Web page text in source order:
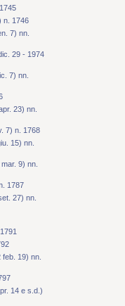
n. 1746
7) nn.
29 - 1974
7) nn.
23) nn.
7) n. 1768
15) nn.
9) nn.
1787
27) nn.
19) nn.
14 e s.d.)